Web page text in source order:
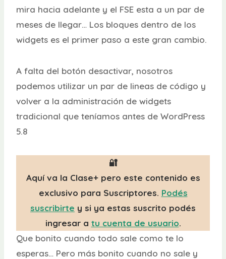
mira hacia adelante y el FSE esta a un par de
meses de llegar… Los bloques dentro de los
widgets es el primer paso a este gran cambio.
A falta del botón desactivar, nosotros
podemos utilizar un par de lineas de código y
volver a la administración de widgets
tradicional que teníamos antes de WordPress
5.8
🔐
Aquí va la Clase+ pero este contenido es
exclusivo para Suscriptores. Podés
suscribirte y si ya estas suscrito podés
ingresar a tu cuenta de usuario.
Que bonito cuando todo sale como te lo
esperas… Pero más bonito cuando no sale y